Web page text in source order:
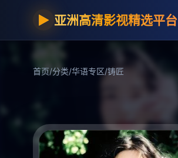
▶ 亚洲高清影视精选平台
首页/分类/华语专区/铸匠